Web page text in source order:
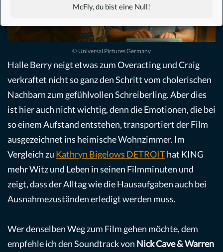
McFly, du bist eine Null!
© Universal Pictures Germany
Halle Berry neigt etwas zum Overacting und Craig
verkraftet nicht so ganz den Schritt vom cholerischen
Nachbarn zum gefühlvollen Schreiberling. Aber dies
ist hier auch nicht wichtig, denn die Emotionen, die bei
so einem Aufstand entstehen, transportiert der Film
ausgezeichnet ins heimische Wohnzimmer. Im
Vergleich zu Kathryn Bigelows DETROIThat KING
mehr Witz und Leben in seinen Filmminuten und
zeigt, dass der Alltag wie die Hausaufgaben auch bei
Ausnahmezuständen erledigt werden muss.
Wer denselben Weg zum Film gehen möchte, dem
empfehle ich den Soundtrack von Nick Cave & Warren